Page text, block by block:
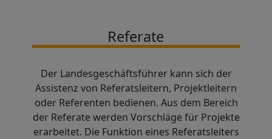
Referate
Der Landesgeschäftsführer kann sich der
Assistenz von Referatsleitern, Projektleitern
oder Referenten bedienen. Aus dem Bereich
der Referate werden Vorschläge für Projekte
erarbeitet. Die Funktion eines Referatsleiters